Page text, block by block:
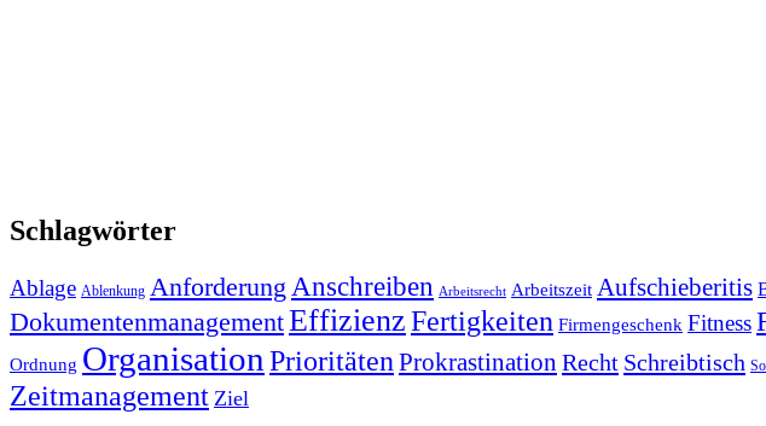
Schlagwörter
Ablage Ablenkung Anforderung Anschreiben Arbeitsrecht Arbeitszeit Aufschieberitis
DokumentenmanagementEffizienzFertigkeiten Firmengeschenk Fitness
Ordnung Organisation Prioritäten Prokrastination Recht Schreibtisch
Zeitmanagement Ziel